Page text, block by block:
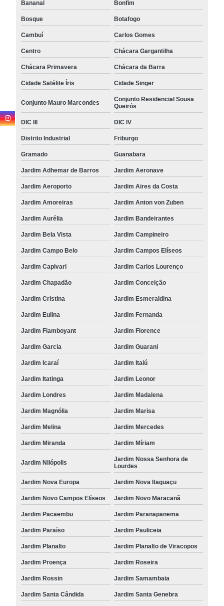
Bananal Bonfim
Bosque Botafogo
Cambuí Carlos Gomes
Centro Chácara Gargantilha
Chácara Primavera Chácara da Barra
Cidade Satélite Íris Cidade Singer
Conjunto Mauro Marcondes
Conjunto Residencial Sousa
Queirós
DIC III DIC IV
Distrito Industrial Friburgo
Gramado Guanabara
Jardim Adhemar de Barros Jardim Aeronave
Jardim Aeroporto Jardim Aires da Costa
Jardim Amoreiras Jardim Anton von Zuben
Jardim Aurélia Jardim Bandeirantes
Jardim Bela Vista Jardim Campineiro
Jardim Campo Belo Jardim Campos Elíseos
Jardim Capivari Jardim Carlos Lourenço
Jardim Chapadão Jardim Conceição
Jardim Cristina Jardim Esmeraldina
Jardim Eulina Jardim Fernanda
Jardim Flamboyant Jardim Florence
Jardim Garcia Jardim Guarani
Jardim Icaraí Jardim Itaiú
Jardim Itatinga Jardim Leonor
Jardim Londres Jardim Madalena
Jardim Magnólia Jardim Marisa
Jardim Melina Jardim Mercedes
Jardim Miranda Jardim Míriam
Jardim Nilópolis
Jardim Nossa Senhora de
Lourdes
Jardim Nova Europa Jardim Nova Itaguaçu
Jardim Novo Campos Elíseos Jardim Novo Maracanã
Jardim Pacaembu Jardim Paranapanema
Jardim Paraíso Jardim Pauliceia
Jardim Planalto Jardim Planalto de Viracopos
Jardim Proença Jardim Roseira
Jardim Rossin Jardim Samambaia
Jardim Santa Cândida Jardim Santa Genebra